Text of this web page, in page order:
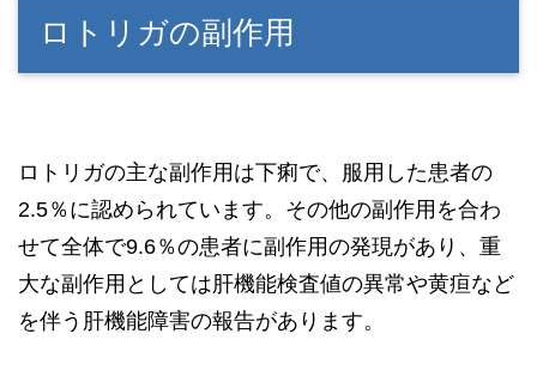
ロトリガの副作用
ロトリガの主な副作用は下痢で、服用した患者の
2.5％に認められています。その他の副作用を合わ
せて全体で9.6％の患者に副作用の発現があり、重
大な副作用としては肝機能検査値の異常や黄疸など
を伴う肝機能障害の報告があります。